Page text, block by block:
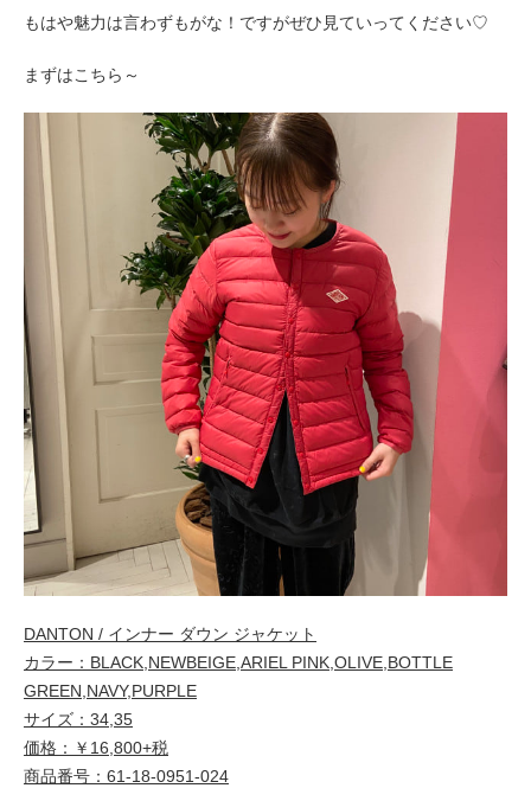
もはや魅力は言わずもがな！ですがぜひ見ていってください♡
まずはこちら～
DANTON / インナー ダウン ジャケット
カラー：BLACK,NEWBEIGE,ARIEL PINK,OLIVE,BOTTLE
GREEN,NAVY,PURPLE
サイズ：34,35
価格：￥16,800+税
商品番号：61-18-0951-024